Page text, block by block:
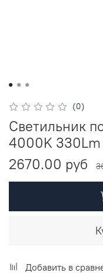
(0)
Светильник
4000K 330Lm
2670.00 руб
Добавить в